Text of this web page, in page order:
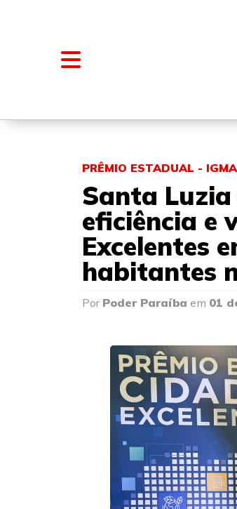
PRÊMIO ESTADUAL - IGMA
Santa Luzia
eficiência e
Excelentes
habitantes
Por Poder Paraíba em 01